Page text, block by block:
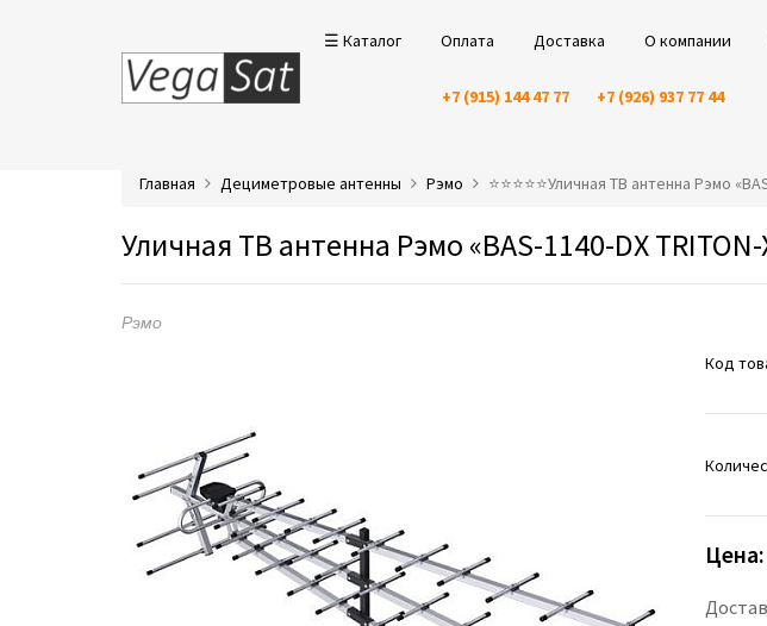
☰ Каталог Оплата Доставка О компании
+7 (915) 144 47 77 +7 (926) 937 77 44
Главная Дециметровые антенны Рэмо ⭐️⭐️⭐️⭐️⭐️Уличная ТВ антенна Рэмо
Уличная ТВ антенна Рэмо «BAS-1140-DX
Рэмо
Код
Цена: